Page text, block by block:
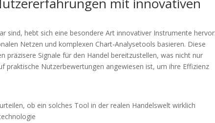
sind, hebt sich eine besondere Art innovativer Instrumente hervor:
Netzen und komplexen Chart-Analysetools basieren. Diese
präzisere Signale für den Handel bereitzustellen, was nicht nur
praktische Nutzerbewertungen angewiesen ist, um ihre Effizienz
ob ein solches Tool in der realen Handelswelt wirklich